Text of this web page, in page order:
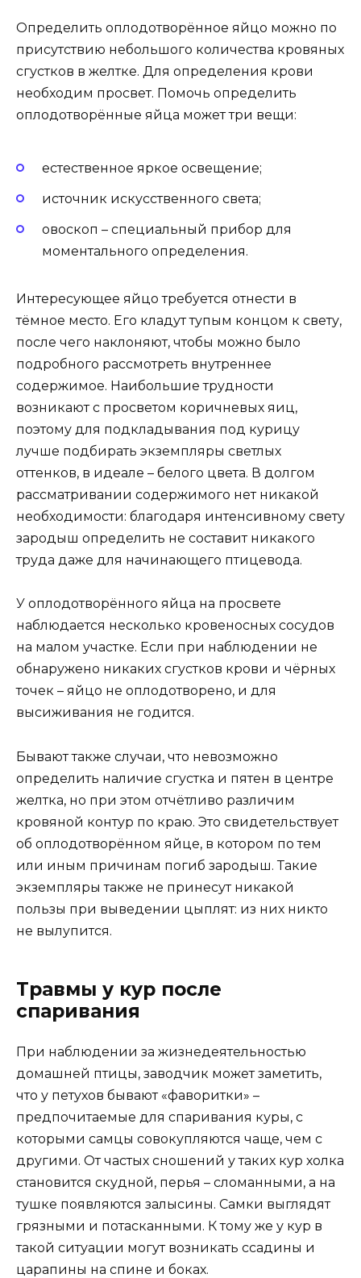
Определить оплодотворённое яйцо можно по
присутствию небольшого количества кровяных
сгустков в желтке. Для определения крови
необходим просвет. Помочь определить
оплодотворённые яйца может три вещи:
естественное яркое освещение;
источник искусственного света;
овоскоп – специальный прибор для
моментального определения.
Интересующее яйцо требуется отнести в
тёмное место. Его кладут тупым концом к свету,
после чего наклоняют, чтобы можно было
подробного рассмотреть внутреннее
содержимое. Наибольшие трудности
возникают с просветом коричневых яиц,
поэтому для подкладывания под курицу
лучше подбирать экземпляры светлых
оттенков, в идеале – белого цвета. В долгом
рассматривании содержимого нет никакой
необходимости: благодаря интенсивному свету
зародыш определить не составит никакого
труда даже для начинающего птицевода.
У оплодотворённого яйца на просвете
наблюдается несколько кровеносных сосудов
на малом участке. Если при наблюдении не
обнаружено никаких сгустков крови и чёрных
точек – яйцо не оплодотворено, и для
высиживания не годится.
Бывают также случаи, что невозможно
определить наличие сгустка и пятен в центре
желтка, но при этом отчётливо различим
кровяной контур по краю. Это свидетельствует
об оплодотворённом яйце, в котором по тем
или иным причинам погиб зародыш. Такие
экземпляры также не принесут никакой
пользы при выведении цыплят: из них никто
не вылупится.
Травмы у кур после
спаривания
При наблюдении за жизнедеятельностью
домашней птицы, заводчик может заметить,
что у петухов бывают «фаворитки» –
предпочитаемые для спаривания куры, с
которыми самцы совокупляются чаще, чем с
другими. От частых сношений у таких кур холка
становится скудной, перья – сломанными, а на
тушке появляются залысины. Самки выглядят
грязными и потасканными. К тому же у кур в
такой ситуации могут возникать ссадины и
царапины на спине и боках.